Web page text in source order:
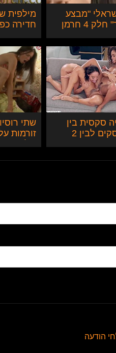
"מבצע
במדבר" חלק 4 חרמן
מילפית
חדירה
סקסית בין
איש עסקים לבין 2
שתי
זורמות
הודעה